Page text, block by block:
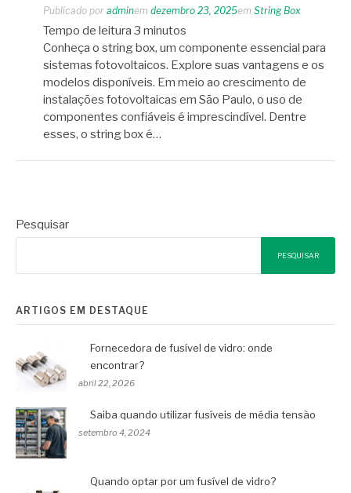
Publicado por adminem dezembro 23, 2025em String Box
Tempo de leitura 3 minutos
Conheça o string box, um componente essencial para
sistemas fotovoltaicos. Explore suas vantagens e os
modelos disponíveis. Em meio ao crescimento de
instalações fotovoltaicas em São Paulo, o uso de
componentes confiáveis é imprescindível. Dentre
esses, o string box é…
Pesquisar
PESQUISAR
ARTIGOS EM DESTAQUE
Fornecedora de fusível de vidro: onde
encontrar?
abril 22, 2026
Saiba quando utilizar fusíveis de média tensão
setembro 4, 2024
Quando optar por um fusível de vidro?